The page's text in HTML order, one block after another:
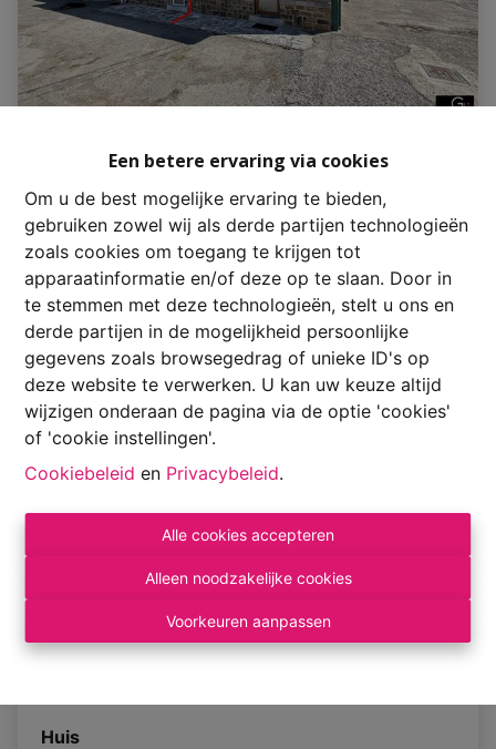
Een betere ervaring via cookies
Om u de best mogelijke ervaring te bieden,
gebruiken zowel wij als derde partijen technologieën
zoals cookies om toegang te krijgen tot
apparaatinformatie en/of deze op te slaan. Door in
te stemmen met deze technologieën, stelt u ons en
derde partijen in de mogelijkheid persoonlijke
gegevens zoals browsegedrag of unieke ID's op
deze website te verwerken. U kan uw keuze altijd
wijzigen onderaan de pagina via de optie 'cookies'
of 'cookie instellingen'.
Cookiebeleid en Privacybeleid.
Alle cookies accepteren
Alleen noodzakelijke cookies
Voorkeuren aanpassen
6990 Hotton | Ref: 3567
€ 700 /maand
2 1 167 m²
NIEUW
Huis